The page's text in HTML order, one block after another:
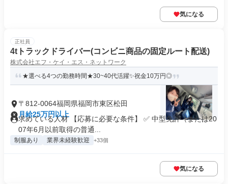
気になる
正社員
4tトラックドライバー(コンビニ商品の固定ルート配送)
株式会社エフ・ケイ・エス・ネットワーク
★選べる4つの勤務時間★30~40代活躍✨祝金10万円◎
〒812-0064福岡県福岡市東区松田
月給25万円以上
求めている人材 【応募に必要な条件】 ✅ 中型免許（または20
07年6月以前取得の普通...
制服あり 業界未経験歓迎 +33個
気になる